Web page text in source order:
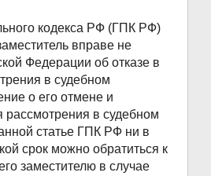
кодекса РФ (ГПК РФ)
вправе не
Федерации об отказе в
в судебном
о его отмене и
в судебном
статье ГПК РФ ни в
срок можно обратиться к
заместителю в случае